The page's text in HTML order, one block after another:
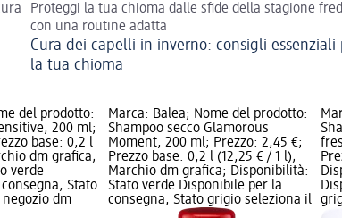
Proteggi la tua chioma dalle sfide della stagione
con una routine adatta
Cura dei capelli in inverno: consigli essenziali
la tua chioma
del prodotto:
200 ml;
base: 0,2 l
dm grafica;
verde
Stato
dm
Marca: Balea; Nome del prodotto:
Shampoo secco Glamorous
Moment, 200 ml; Prezzo: 2,45 €;
Prezzo base: 0,2 l (12,25 € / 1 l);
Marchio dm grafica; Disponibilità:
Stato verde Disponibile per la
consegna, Stato grigio seleziona il